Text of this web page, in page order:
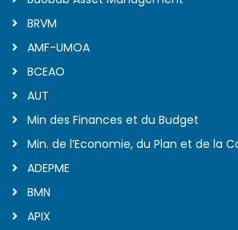
BRVM
AMF-UMOA
BCEAO
AUT
Min des Finances et du Budget
Min. de l’Economie, du Plan et de la
ADEPME
BMN
APIX